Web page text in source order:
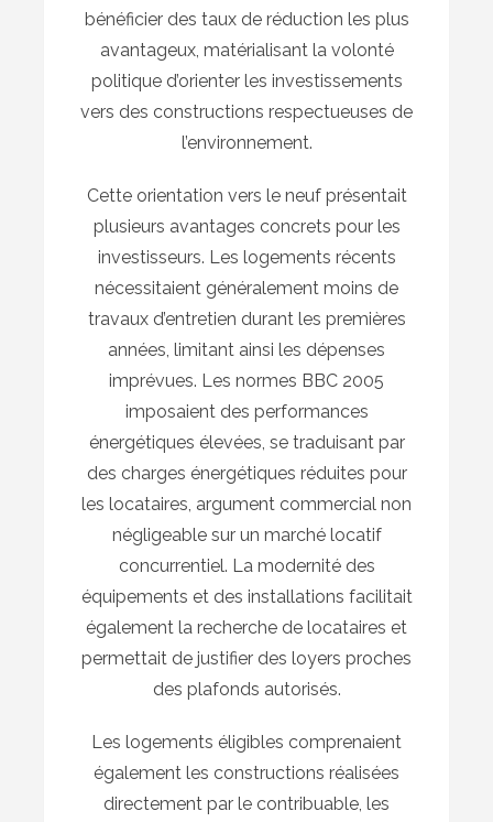
bénéficier des taux de réduction les plus
avantageux, matérialisant la volonté
politique d’orienter les investissements
vers des constructions respectueuses de
l’environnement.
Cette orientation vers le neuf présentait
plusieurs avantages concrets pour les
investisseurs. Les logements récents
nécessitaient généralement moins de
travaux d’entretien durant les premières
années, limitant ainsi les dépenses
imprévues. Les normes BBC 2005
imposaient des performances
énergétiques élevées, se traduisant par
des charges énergétiques réduites pour
les locataires, argument commercial non
négligeable sur un marché locatif
concurrentiel. La modernité des
équipements et des installations facilitait
également la recherche de locataires et
permettait de justifier des loyers proches
des plafonds autorisés.
Les logements éligibles comprenaient
également les constructions réalisées
directement par le contribuable, les